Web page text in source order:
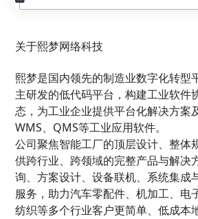
关于熙梦网络科技
熙梦是国内领先的制造业数字化转型
主研发的低代码平台，构建工业软件
态，为工业企业提供平台化解决方案
WMS、QMS等工业应用软件。
公司聚焦智能工厂的顶层设计、整体
供跨行业、跨领域的完整产品与解决
询、方案设计、设备联机、系统集成
服务，助力汽车零配件、机加工、电
纺织等多个行业客户更简单、低成本